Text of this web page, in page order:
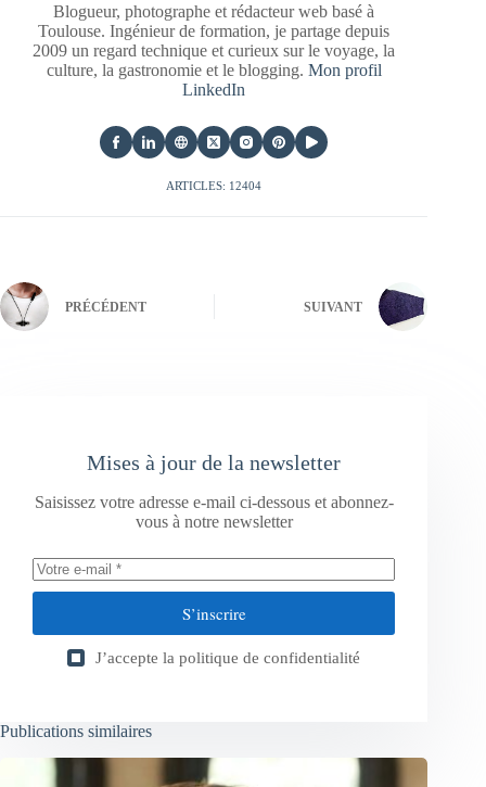
Blogueur, photographe et rédacteur web basé à
Toulouse. Ingénieur de formation, je partage depuis
2009 un regard technique et curieux sur le voyage, la
culture, la gastronomie et le blogging. Mon profil
LinkedIn
ARTICLES: 12404
PRÉCÉDENT SUIVANT
Mises à jour de la newsletter
Saisissez votre adresse e-mail ci-dessous et abonnez-
vous à notre newsletter
S’inscrire
J’accepte la politique de confidentialité
Publications similaires